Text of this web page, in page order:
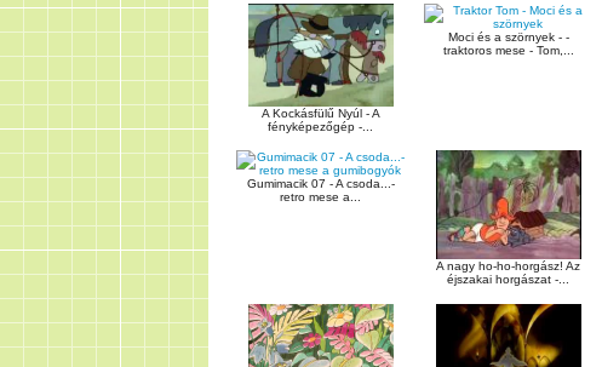
A Kockásfülű Nyúl - A
fényképezőgép -...
Moci és a szörnyek - -
traktoros mese - Tom,...
Gumimacik 07 - A csoda...-
retro mese a...
A nagy ho-ho-horgász! Az
éjszakai horgászat -...